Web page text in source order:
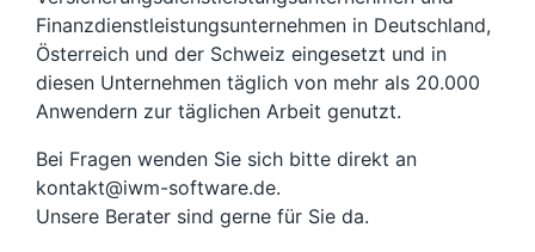
Finanzdienstleistungsunternehmen in Deutschland,
Österreich und der Schweiz eingesetzt und in
diesen Unternehmen täglich von mehr als 20.000
Anwendern zur täglichen Arbeit genutzt.
Bei Fragen wenden Sie sich bitte direkt an
kontakt@iwm-software.de.
Unsere Berater sind gerne für Sie da.